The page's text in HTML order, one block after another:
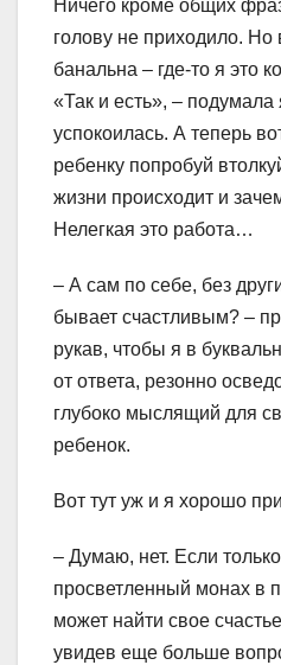
Ничего кроме общих
голову не приходило. Но
банальна – где-то я это
«Так и есть», – подумала
успокоилась. А теперь
ребенку попробуй
жизни происходит и
Нелегкая это работа…
– А сам по себе, без
бывает счастливым? –
рукав, чтобы я в
от ответа, резонно
глубоко мыслящий для
ребенок.
Вот тут уж и я хорошо
– Думаю, нет. Если
просветленный монах в
может найти свое
увидев еще больше